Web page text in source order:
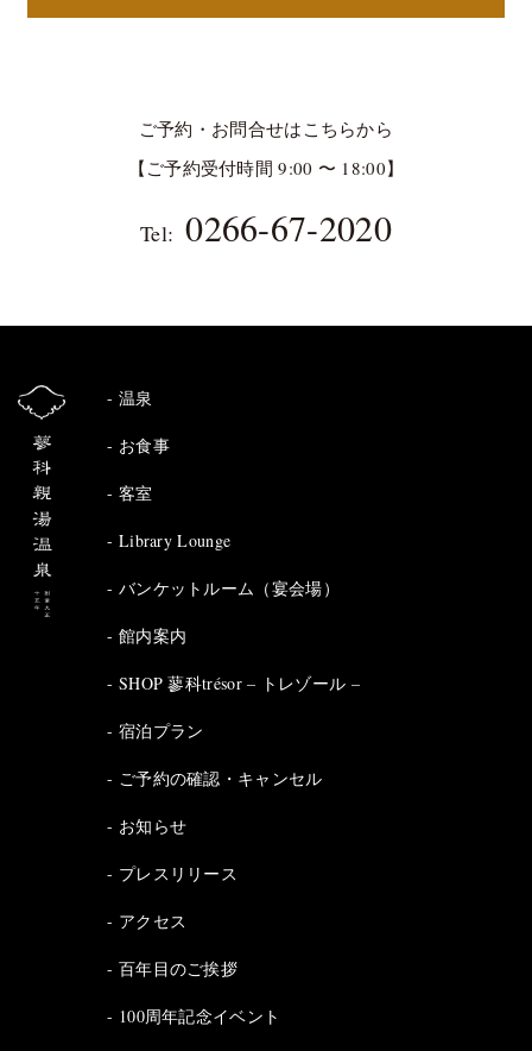
ご予約・お問合せはこちらから
【ご予約受付時間 9:00 〜 18:00】
Tel: 0266-67-2020
温泉
お食事
客室
Library Lounge
バンケットルーム（宴会場）
館内案内
SHOP 蓼科trésor – トレゾール –
宿泊プラン
ご予約の確認・キャンセル
お知らせ
プレスリリース
アクセス
百年目のご挨拶
100周年記念イベント